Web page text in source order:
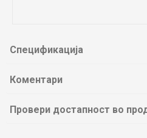
Спецификација
Коментари
Провери достапност во